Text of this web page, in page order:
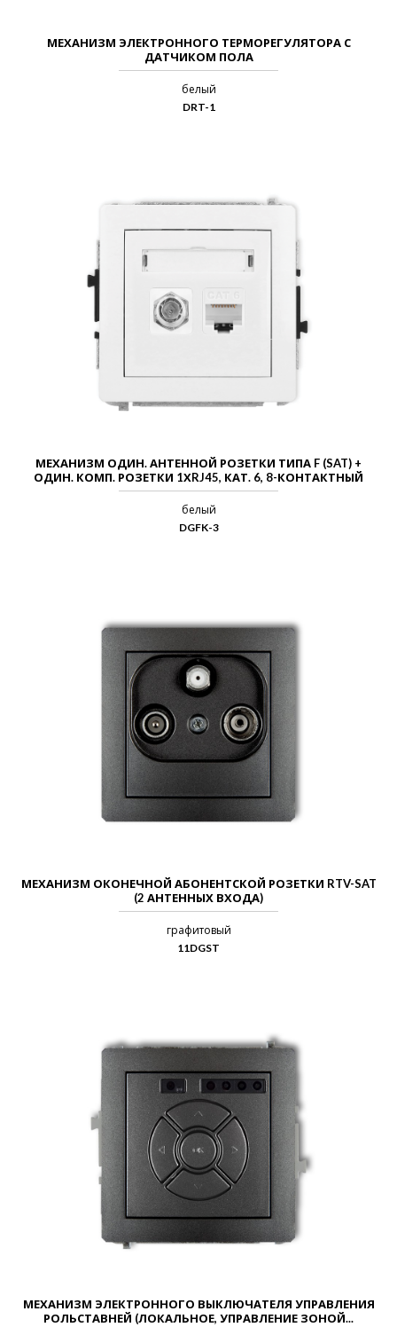
МЕХАНИЗМ ЭЛЕКТРОННОГО ТЕРМОРЕГУЛЯТОРА С
ДАТЧИКОМ ПОЛА
белый
DRT-1
МЕХАНИЗМ ОДИН. АНТЕННОЙ РОЗЕТКИ ТИПА F (SAT) +
ОДИН. КОМП. РОЗЕТКИ 1ХRJ45, КАТ. 6, 8-КОНТАКТНЫЙ
белый
DGFK-3
МЕХАНИЗМ ОКОНЕЧНОЙ АБОНЕНТСКОЙ РОЗЕТКИ RTV-SAT
(2 АНТЕННЫХ ВХОДА)
графитовый
11DGST
МЕХАНИЗМ ЭЛЕКТРОННОГО ВЫКЛЮЧАТЕЛЯ УПРАВЛЕНИЯ
РОЛЬСТАВНЕЙ (ЛОКАЛЬНОЕ, УПРАВЛЕНИЕ ЗОНОЙ...